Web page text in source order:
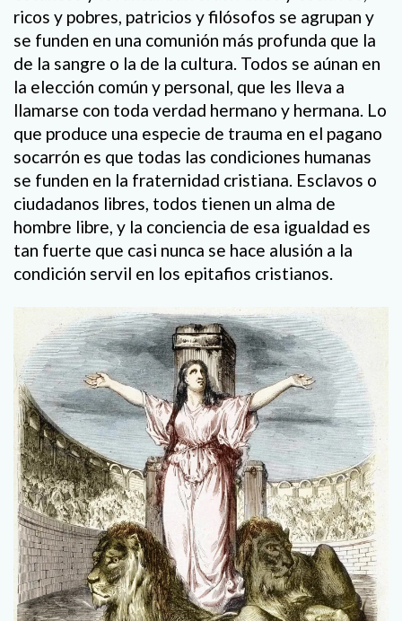
ricos y pobres, patricios y filósofos se agrupan y
se funden en una comunión más profunda que la
de la sangre o la de la cultura. Todos se aúnan en
la elección común y personal, que les lleva a
llamarse con toda verdad hermano y hermana. Lo
que produce una especie de trauma en el pagano
socarrón es que todas las condiciones humanas
se funden en la fraternidad cristiana. Esclavos o
ciudadanos libres, todos tienen un alma de
hombre libre, y la conciencia de esa igualdad es
tan fuerte que casi nunca se hace alusión a la
condición servil en los epitafios cristianos.